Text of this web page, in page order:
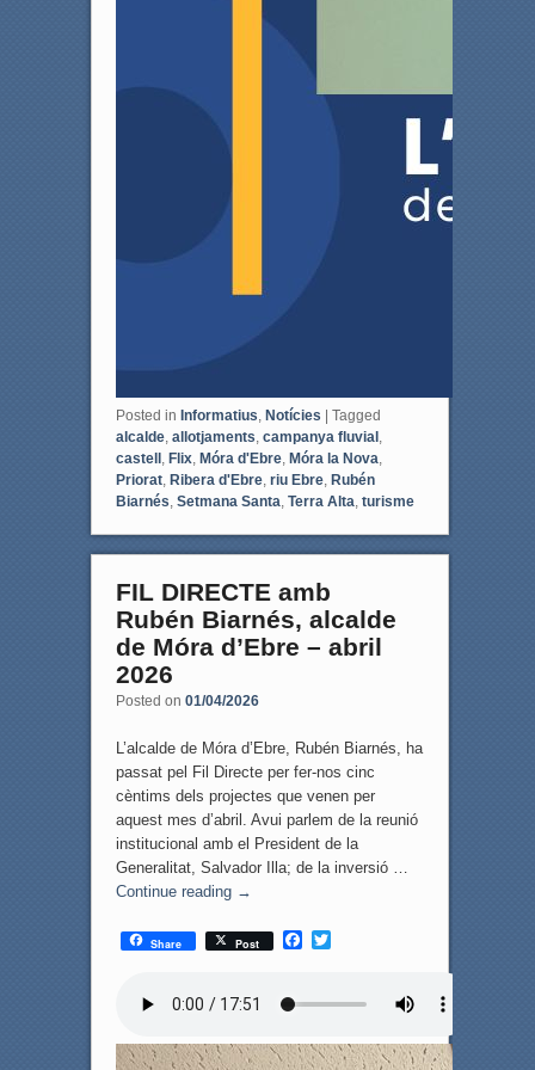
Posted in Informatius Notícies | Tagged
alcalde, allotjaments campanya fluvial,
castell, Flix, Móra d'Ebre, Móra la Nova
Priorat, Ribera d'Ebre, riu Ebre, Rubén
Biarnés Setmana Santa Terra Alta turisme
FIL DIRECTE amb
Rubén Biarnés, alcalde
de Móra d’Ebre – abril
2026
Posted on 01/04/2026
L’alcalde de Móra d’Ebre, Rubén Biarnés, ha
passat pel Fil Directe per fer-nos cinc
cèntims dels projectes que venen per
aquest mes d’abril. Avui parlem de la reunió
institucional amb el President de la
Generalitat, Salvador Illa; de la inversió …
Continue reading →
Share Post
F
o
T
r